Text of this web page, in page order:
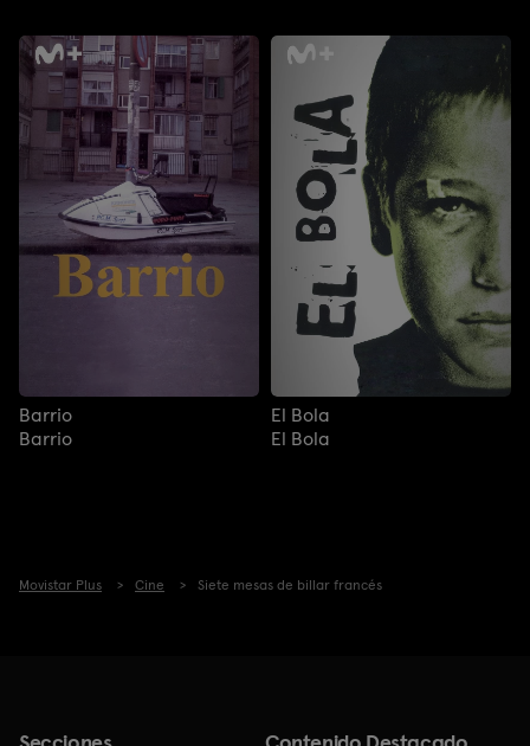
Barrio
Barrio
El Bola
El Bola
Movistar Plus Cine Siete mesas de billar francés